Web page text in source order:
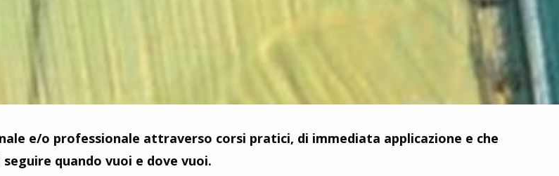
e/o professionale attraverso corsi pratici, di immediata applicazione e che
quando vuoi e dove vuoi.